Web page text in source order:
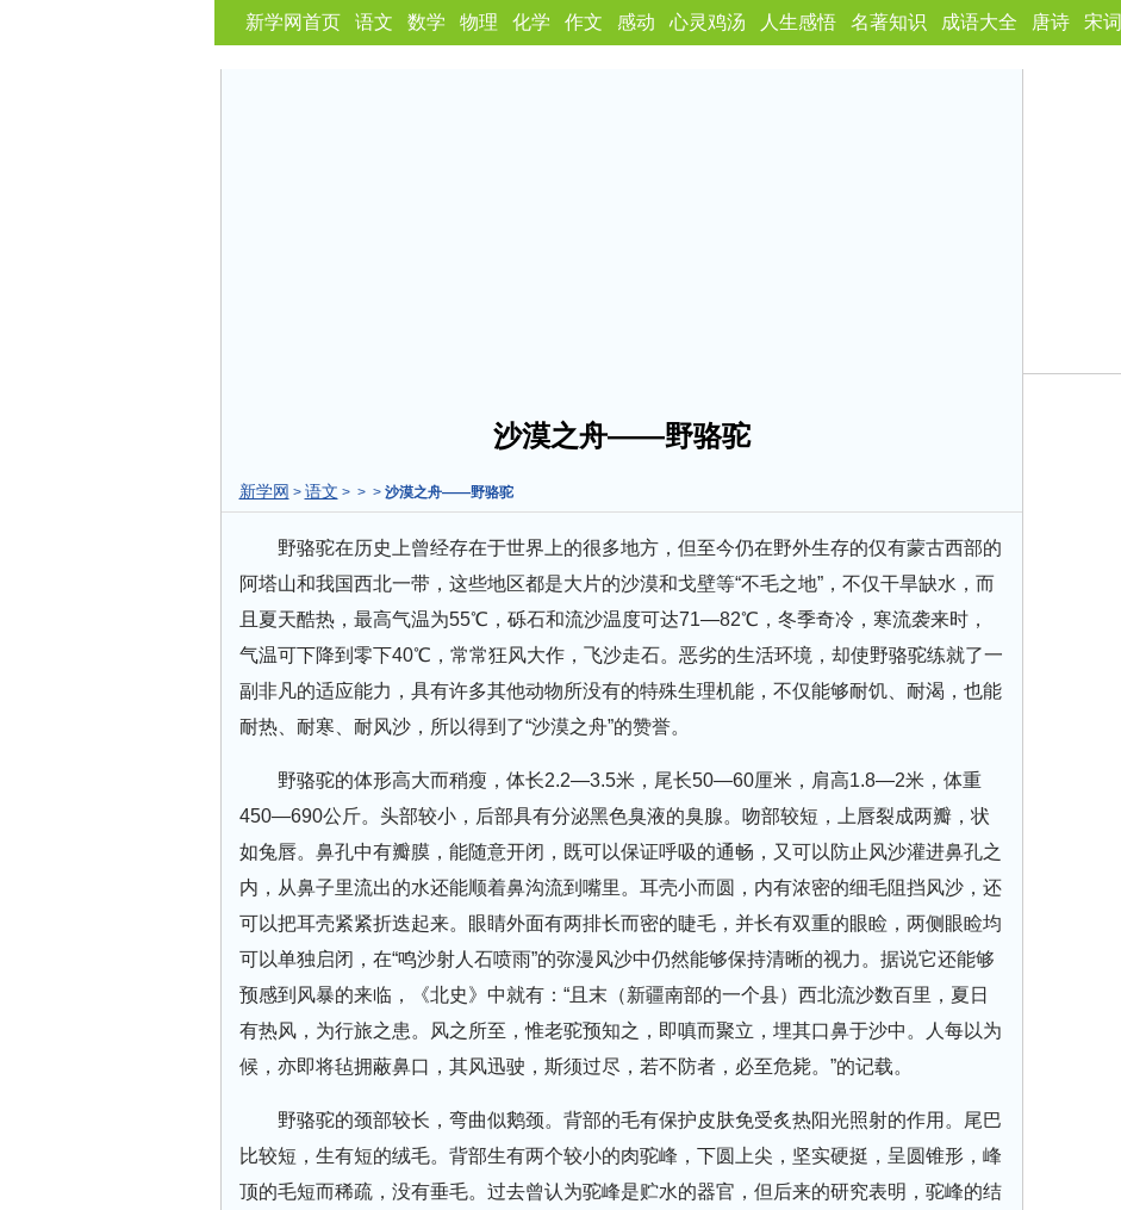
新学网首页 语文 数学 物理 化学 作文 感动 心灵鸡汤 人生感悟 名著知识 成语大全 唐诗 宋词
沙漠之舟——野骆驼
新学网 > 语文 > > > 沙漠之舟——野骆驼
野骆驼在历史上曾经存在于世界上的很多地方，但至今仍在野外生存的仅有蒙古西部的
阿塔山和我国西北一带，这些地区都是大片的沙漠和戈壁等“不毛之地”，不仅干旱缺水，而
且夏天酷热，最高气温为55℃，砾石和流沙温度可达71—82℃，冬季奇冷，寒流袭来时，
气温可下降到零下40℃，常常狂风大作，飞沙走石。恶劣的生活环境，却使野骆驼练就了一
副非凡的适应能力，具有许多其他动物所没有的特殊生理机能，不仅能够耐饥、耐渴，也能
耐热、耐寒、耐风沙，所以得到了“沙漠之舟”的赞誉。
野骆驼的体形高大而稍瘦，体长2.2—3.5米，尾长50—60厘米，肩高1.8—2米，体重
450—690公斤。头部较小，后部具有分泌黑色臭液的臭腺。吻部较短，上唇裂成两瓣，状
如兔唇。鼻孔中有瓣膜，能随意开闭，既可以保证呼吸的通畅，又可以防止风沙灌进鼻孔之
内，从鼻子里流出的水还能顺着鼻沟流到嘴里。耳壳小而圆，内有浓密的细毛阻挡风沙，还
可以把耳壳紧紧折迭起来。眼睛外面有两排长而密的睫毛，并长有双重的眼睑，两侧眼睑均
可以单独启闭，在“鸣沙射人石喷雨”的弥漫风沙中仍然能够保持清晰的视力。据说它还能够
预感到风暴的来临，《北史》中就有：“且末（新疆南部的一个县）西北流沙数百里，夏日
有热风，为行旅之患。风之所至，惟老驼预知之，即嗔而聚立，埋其口鼻于沙中。人每以为
候，亦即将毡拥蔽鼻口，其风迅驶，斯须过尽，若不防者，必至危毙。”的记载。
野骆驼的颈部较长，弯曲似鹅颈。背部的毛有保护皮肤免受炙热阳光照射的作用。尾巴
比较短，生有短的绒毛。背部生有两个较小的肉驼峰，下圆上尖，坚实硬挺，呈圆锥形，峰
顶的毛短而稀疏，没有垂毛。过去曾认为驼峰是贮水的器官，但后来的研究表明，驼峰的结